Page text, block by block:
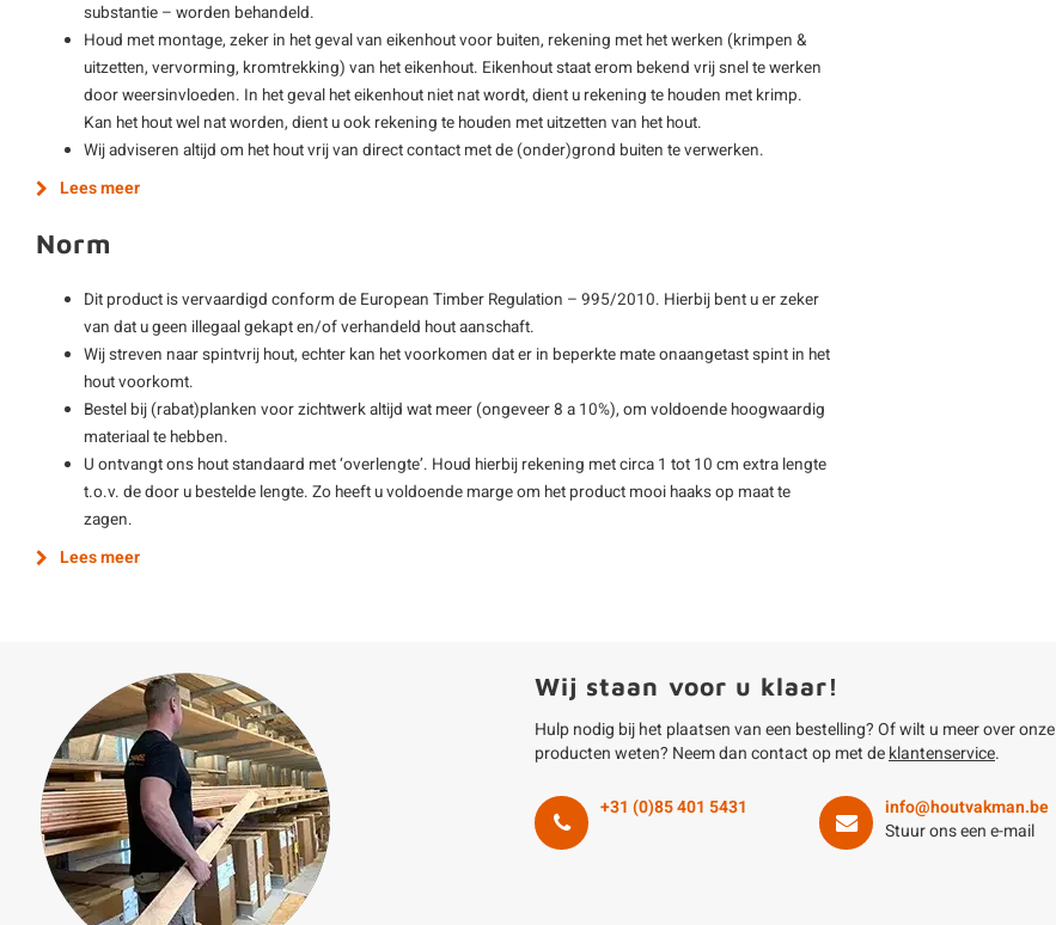
substantie – worden behandeld.
Houd met montage, zeker in het geval van eikenhout voor buiten, rekening met het werken (krimpen &
uitzetten, vervorming, kromtrekking) van het eikenhout. Eikenhout staat erom bekend vrij snel te werken
door weersinvloeden. In het geval het eikenhout niet nat wordt, dient u rekening te houden met krimp.
Kan het hout wel nat worden, dient u ook rekening te houden met uitzetten van het hout.
Wij adviseren altijd om het hout vrij van direct contact met de (onder)grond buiten te verwerken.
Lees meer
Norm
Dit product is vervaardigd conform de European Timber Regulation – 995/2010. Hierbij bent u er zeker
van dat u geen illegaal gekapt en/of verhandeld hout aanschaft.
Wij streven naar spintvrij hout, echter kan het voorkomen dat er in beperkte mate onaangetast spint in het
hout voorkomt.
Bestel bij (rabat)planken voor zichtwerk altijd wat meer (ongeveer 8 a 10%), om voldoende hoogwaardig
materiaal te hebben.
U ontvangt ons hout standaard met ‘overlengte’. Houd hierbij rekening met circa 1 tot 10 cm extra lengte
t.o.v. de door u bestelde lengte. Zo heeft u voldoende marge om het product mooi haaks op maat te
zagen.
Lees meer
Wij staan voor u klaar!
Hulp nodig bij het plaatsen van een bestelling? Of wilt u meer over onze
producten weten? Neem dan contact op met deklantenservice.
+31 (0)85 401 5431
info@houtvakman.be
Stuur ons een e-mail